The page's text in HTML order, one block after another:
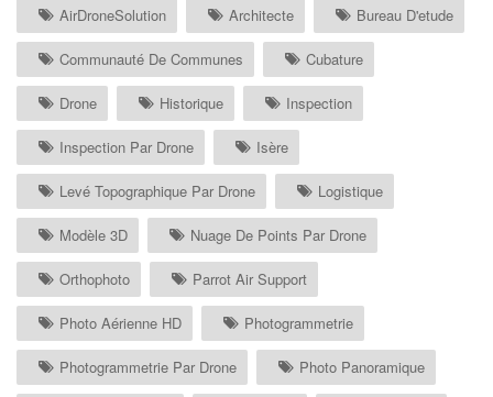
AirDroneSolution Architecte Bureau D'etude
Communauté De Communes Cubature
Drone Historique Inspection
Inspection Par Drone Isère
Levé Topographique Par Drone Logistique
Modèle 3D Nuage De Points Par Drone
Orthophoto Parrot Air Support
Photo Aérienne HD Photogrammetrie
Photogrammetrie Par Drone Photo Panoramique